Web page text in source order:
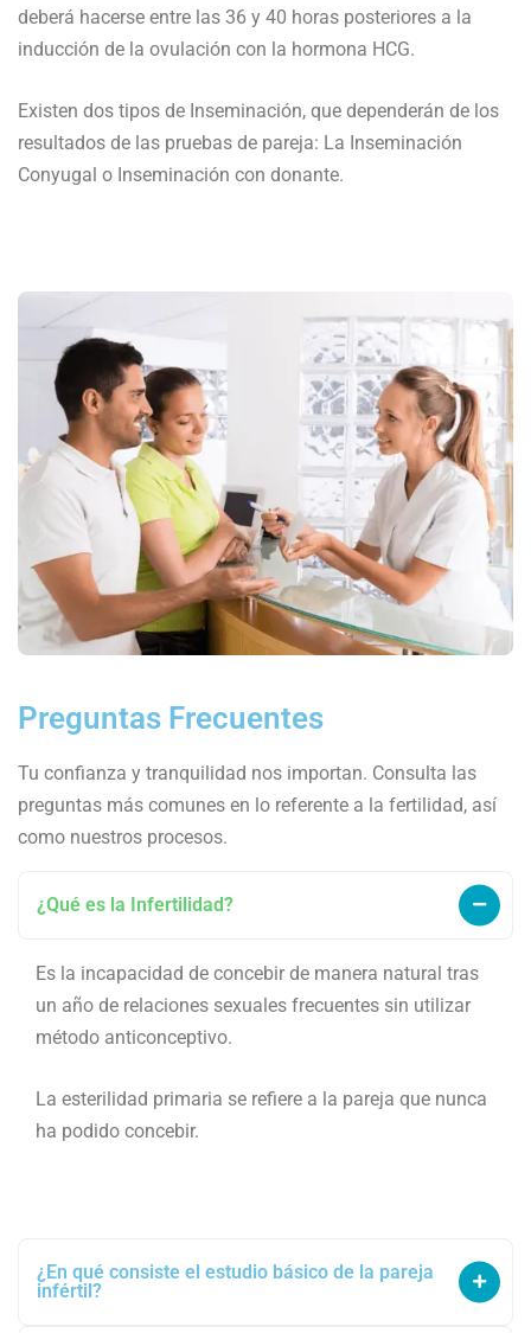
deberá hacerse entre las 36 y 40 horas posteriores a la
inducción de la ovulación con la hormona HCG.
Existen dos tipos de Inseminación, que dependerán de los
resultados de las pruebas de pareja: La Inseminación
Conyugal o Inseminación con donante.
Preguntas Frecuentes
Tu confianza y tranquilidad nos importan. Consulta las
preguntas más comunes en lo referente a la fertilidad, así
como nuestros procesos.
¿Qué es la Infertilidad?
Es la incapacidad de concebir de manera natural tras
un año de relaciones sexuales frecuentes sin utilizar
método anticonceptivo.
La esterilidad primaria se refiere a la pareja que nunca
ha podido concebir.
¿En qué consiste el estudio básico de la pareja
infértil?